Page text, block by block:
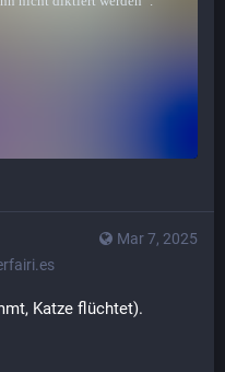
Mar 7, 2025
Katze flüchtet).